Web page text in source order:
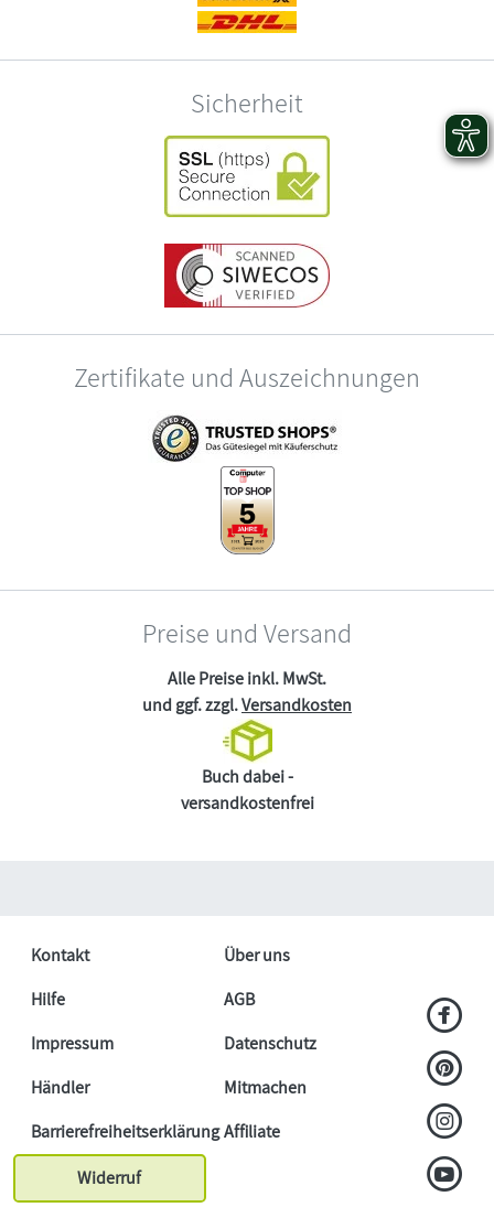
Sicherheit
Zertifikate und Auszeichnungen
Preise und Versand
Alle Preise inkl. MwSt.
und ggf. zzgl.Versandkosten
Buch dabei -
versandkostenfrei
Kontakt
Über uns
Hilfe
AGB
Impressum
Datenschutz
Händler
Mitmachen
BarrierefreiheitserklärungAffiliate
Widerruf